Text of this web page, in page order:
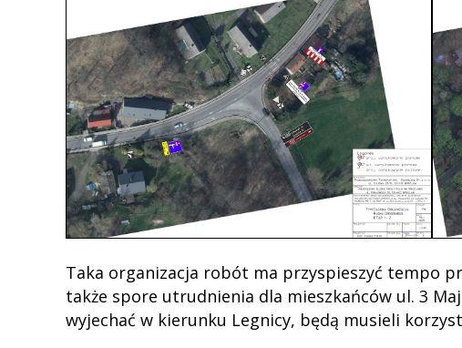
Taka organizacja robót ma przyspieszyć tempo
także spore utrudnienia dla mieszkańców ul. 3
wyjechać w kierunku Legnicy, będą musieli